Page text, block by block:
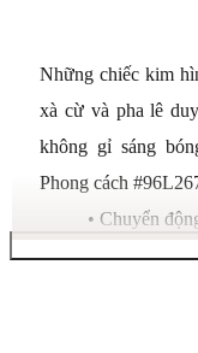
Những chiếc kim
xà cừ và pha lê
không gỉ sáng
Phong cách
• Chuyển
• Vỏ: hình